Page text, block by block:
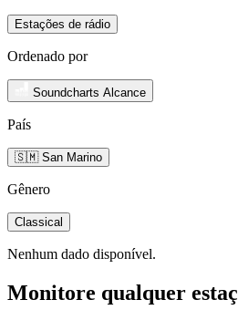
Estações de rádio
Ordenado por
Soundcharts Alcance
País
🇸🇲 San Marino
Gênero
Classical
Nenhum dado disponível.
Monitore qualquer